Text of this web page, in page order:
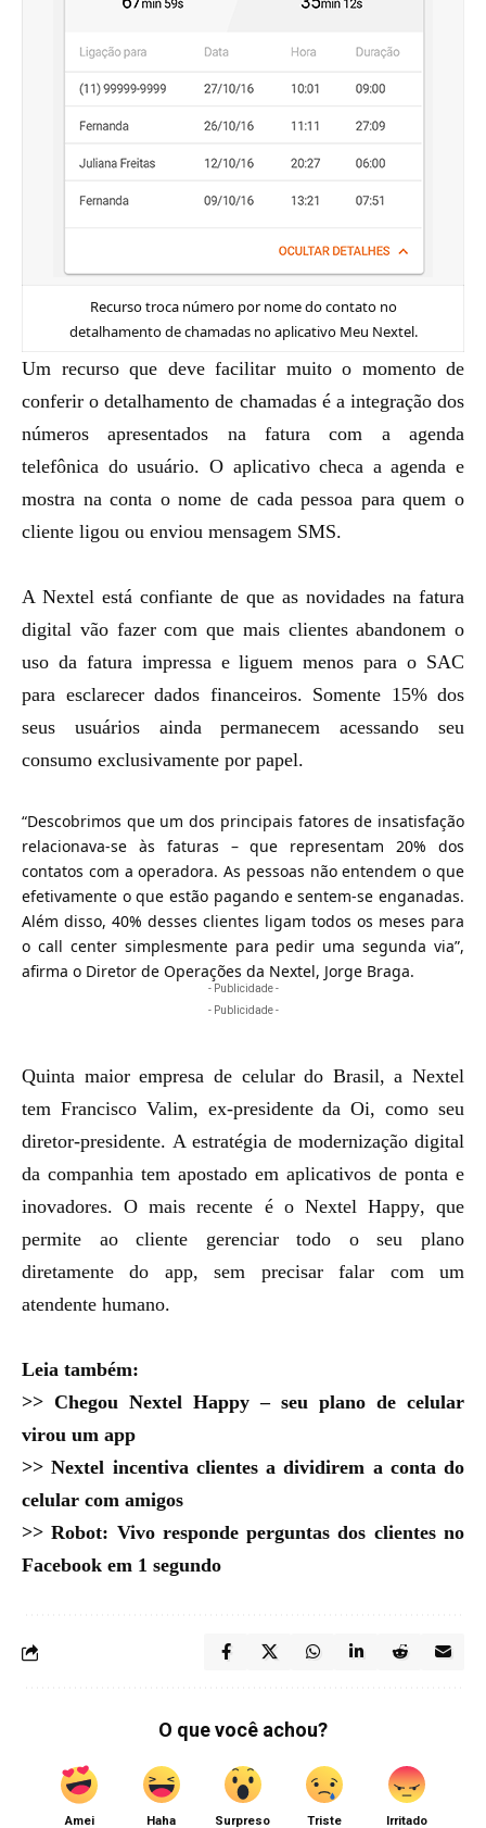
Recurso troca número por nome do contato no
detalhamento de chamadas no aplicativo Meu Nextel.
Um recurso que deve facilitar muito o momento de
conferir o detalhamento de chamadas é a integração dos
números apresentados na fatura com a agenda
telefônica do usuário. O aplicativo checa a agenda e
mostra na conta o nome de cada pessoa para quem o
cliente ligou ou enviou mensagem SMS.
A Nextel está confiante de que as novidades na fatura
digital vão fazer com que mais clientes abandonem o
uso da fatura impressa e liguem menos para o SAC
para esclarecer dados financeiros. Somente 15% dos
seus usuários ainda permanecem acessando seu
consumo exclusivamente por papel.
“Descobrimos que um dos principais fatores de insatisfação
relacionava-se às faturas – que representam 20% dos
contatos com a operadora. As pessoas não entendem o que
efetivamente o que estão pagando e sentem-se enganadas.
Além disso, 40% desses clientes ligam todos os meses para
o call center simplesmente para pedir uma segunda via”,
afirma o Diretor de Operações da Nextel, Jorge Braga.
- Publicidade -
- Publicidade -
Quinta maior empresa de celular do Brasil, a Nextel
tem Francisco Valim, ex-presidente da Oi, como seu
diretor-presidente. A estratégia de modernização digital
da companhia tem apostado em aplicativos de ponta e
inovadores. O mais recente é o Nextel Happy, que
permite ao cliente gerenciar todo o seu plano
diretamente do app, sem precisar falar com um
atendente humano.
Leia também:
>> Chegou Nextel Happy – seu plano de celular
virou um app
>>Nextel incentiva clientes a dividirem a conta do
celular com amigos
>>Robot: Vivo responde perguntas dos clientes no
Facebook em 1 segundo
O que você achou?
Amei Haha Surpreso Triste Irritado